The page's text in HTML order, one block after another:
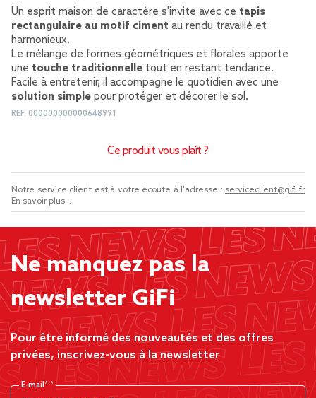
Un esprit maison de caractère s'invite avec ce tapis
rectangulaire au motif ciment au rendu travaillé et
harmonieux.
Le mélange de formes géométriques et florales apporte
une touche traditionnelle tout en restant tendance.
Facile à entretenir, il accompagne le quotidien avec une
solution simple pour protéger et décorer le sol.
REF. 000000000000648991
Ce produit vous plaît ?
Notre service client est à votre écoute à l'adresse : serviceclient@gifi.fr
En savoir plus...
Ne manquez pas la
newsletter GiFi
Pour être informé des nouveautés et des offres
privées, inscrivez-vous à la newsletter
E-mail*